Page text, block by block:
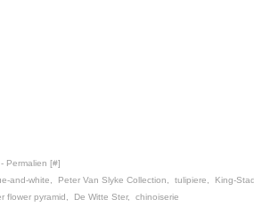
- Permalien [#]
and-white Peter Van Slyke Collection tulipiere King-
flower pyramid De Witte Ster, chinoiserie